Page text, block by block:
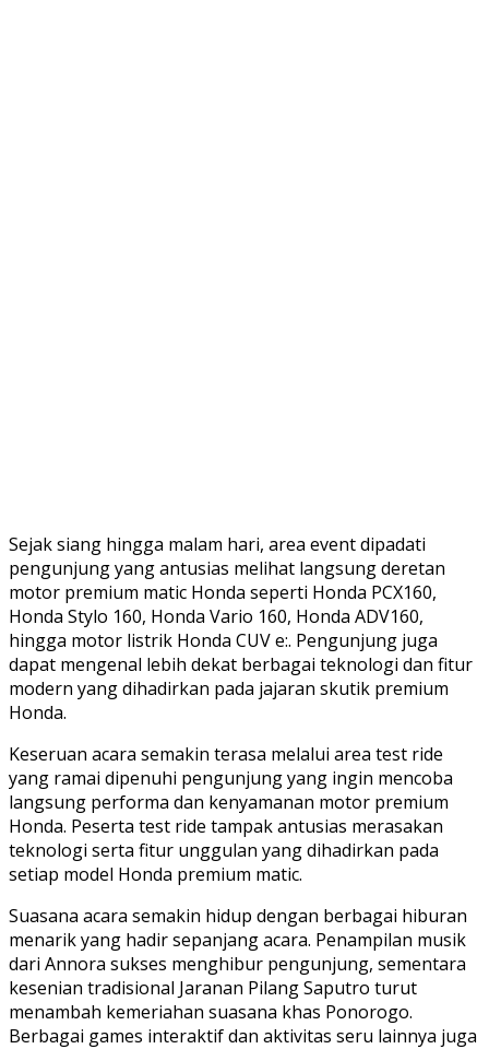
Sejak siang hingga malam hari, area event dipadati
pengunjung yang antusias melihat langsung deretan
motor premium matic Honda seperti Honda PCX160,
Honda Stylo 160, Honda Vario 160, Honda ADV160,
hingga motor listrik Honda CUV e:. Pengunjung juga
dapat mengenal lebih dekat berbagai teknologi dan fitur
modern yang dihadirkan pada jajaran skutik premium
Honda.
Keseruan acara semakin terasa melalui area test ride
yang ramai dipenuhi pengunjung yang ingin mencoba
langsung performa dan kenyamanan motor premium
Honda. Peserta test ride tampak antusias merasakan
teknologi serta fitur unggulan yang dihadirkan pada
setiap model Honda premium matic.
Suasana acara semakin hidup dengan berbagai hiburan
menarik yang hadir sepanjang acara. Penampilan musik
dari Annora sukses menghibur pengunjung, sementara
kesenian tradisional Jaranan Pilang Saputro turut
menambah kemeriahan suasana khas Ponorogo.
Berbagai games interaktif dan aktivitas seru lainnya juga